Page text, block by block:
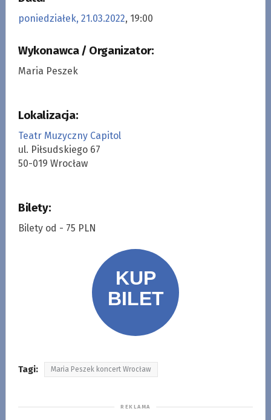
poniedziałek, 21.03.2022, 19:00
Wykonawca / Organizator:
Maria Peszek
Lokalizacja:
Teatr Muzyczny Capitol
ul. Piłsudskiego 67
50-019 Wrocław
Bilety:
Bilety od - 75 PLN
Tagi: Maria Peszek koncert Wrocław